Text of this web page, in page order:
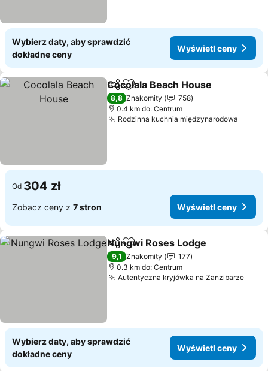
Wybierz daty, aby sprawdzić
dokładne ceny
Wyświetl ceny
Udostępnij
Dodaj do ulubionych
Cocolala Beach House
8,8 Znakomity
758
0.4 km do: Centrum
Rodzinna kuchnia międzynarodowa
Od 304 zł
Zobacz ceny z 7 stron Wyświetl ceny
Udostępnij
Dodaj do ulubionych
Nungwi Roses Lodge
9,1 Znakomity
177
0.3 km do: Centrum
Autentyczna kryjówka na Zanzibarze
Wybierz daty, aby sprawdzić
dokładne ceny
Wyświetl ceny